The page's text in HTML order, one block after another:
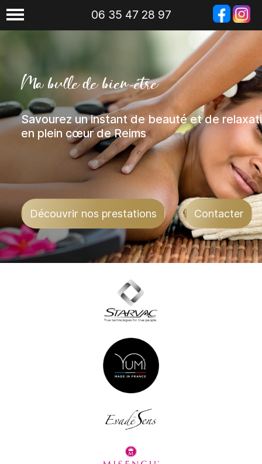
06 35 47 28 97
06 35 47 28 97
Ma bulle de bien-être
Savourez un instant de beauté et de
en plein cœur de Reims
Découvrir nos prestations Contacter